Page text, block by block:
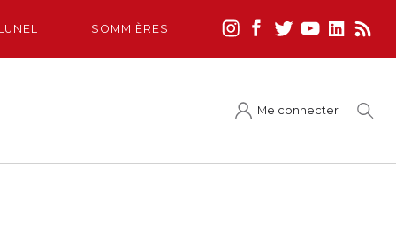
SOMMIÈRES
Me connecter